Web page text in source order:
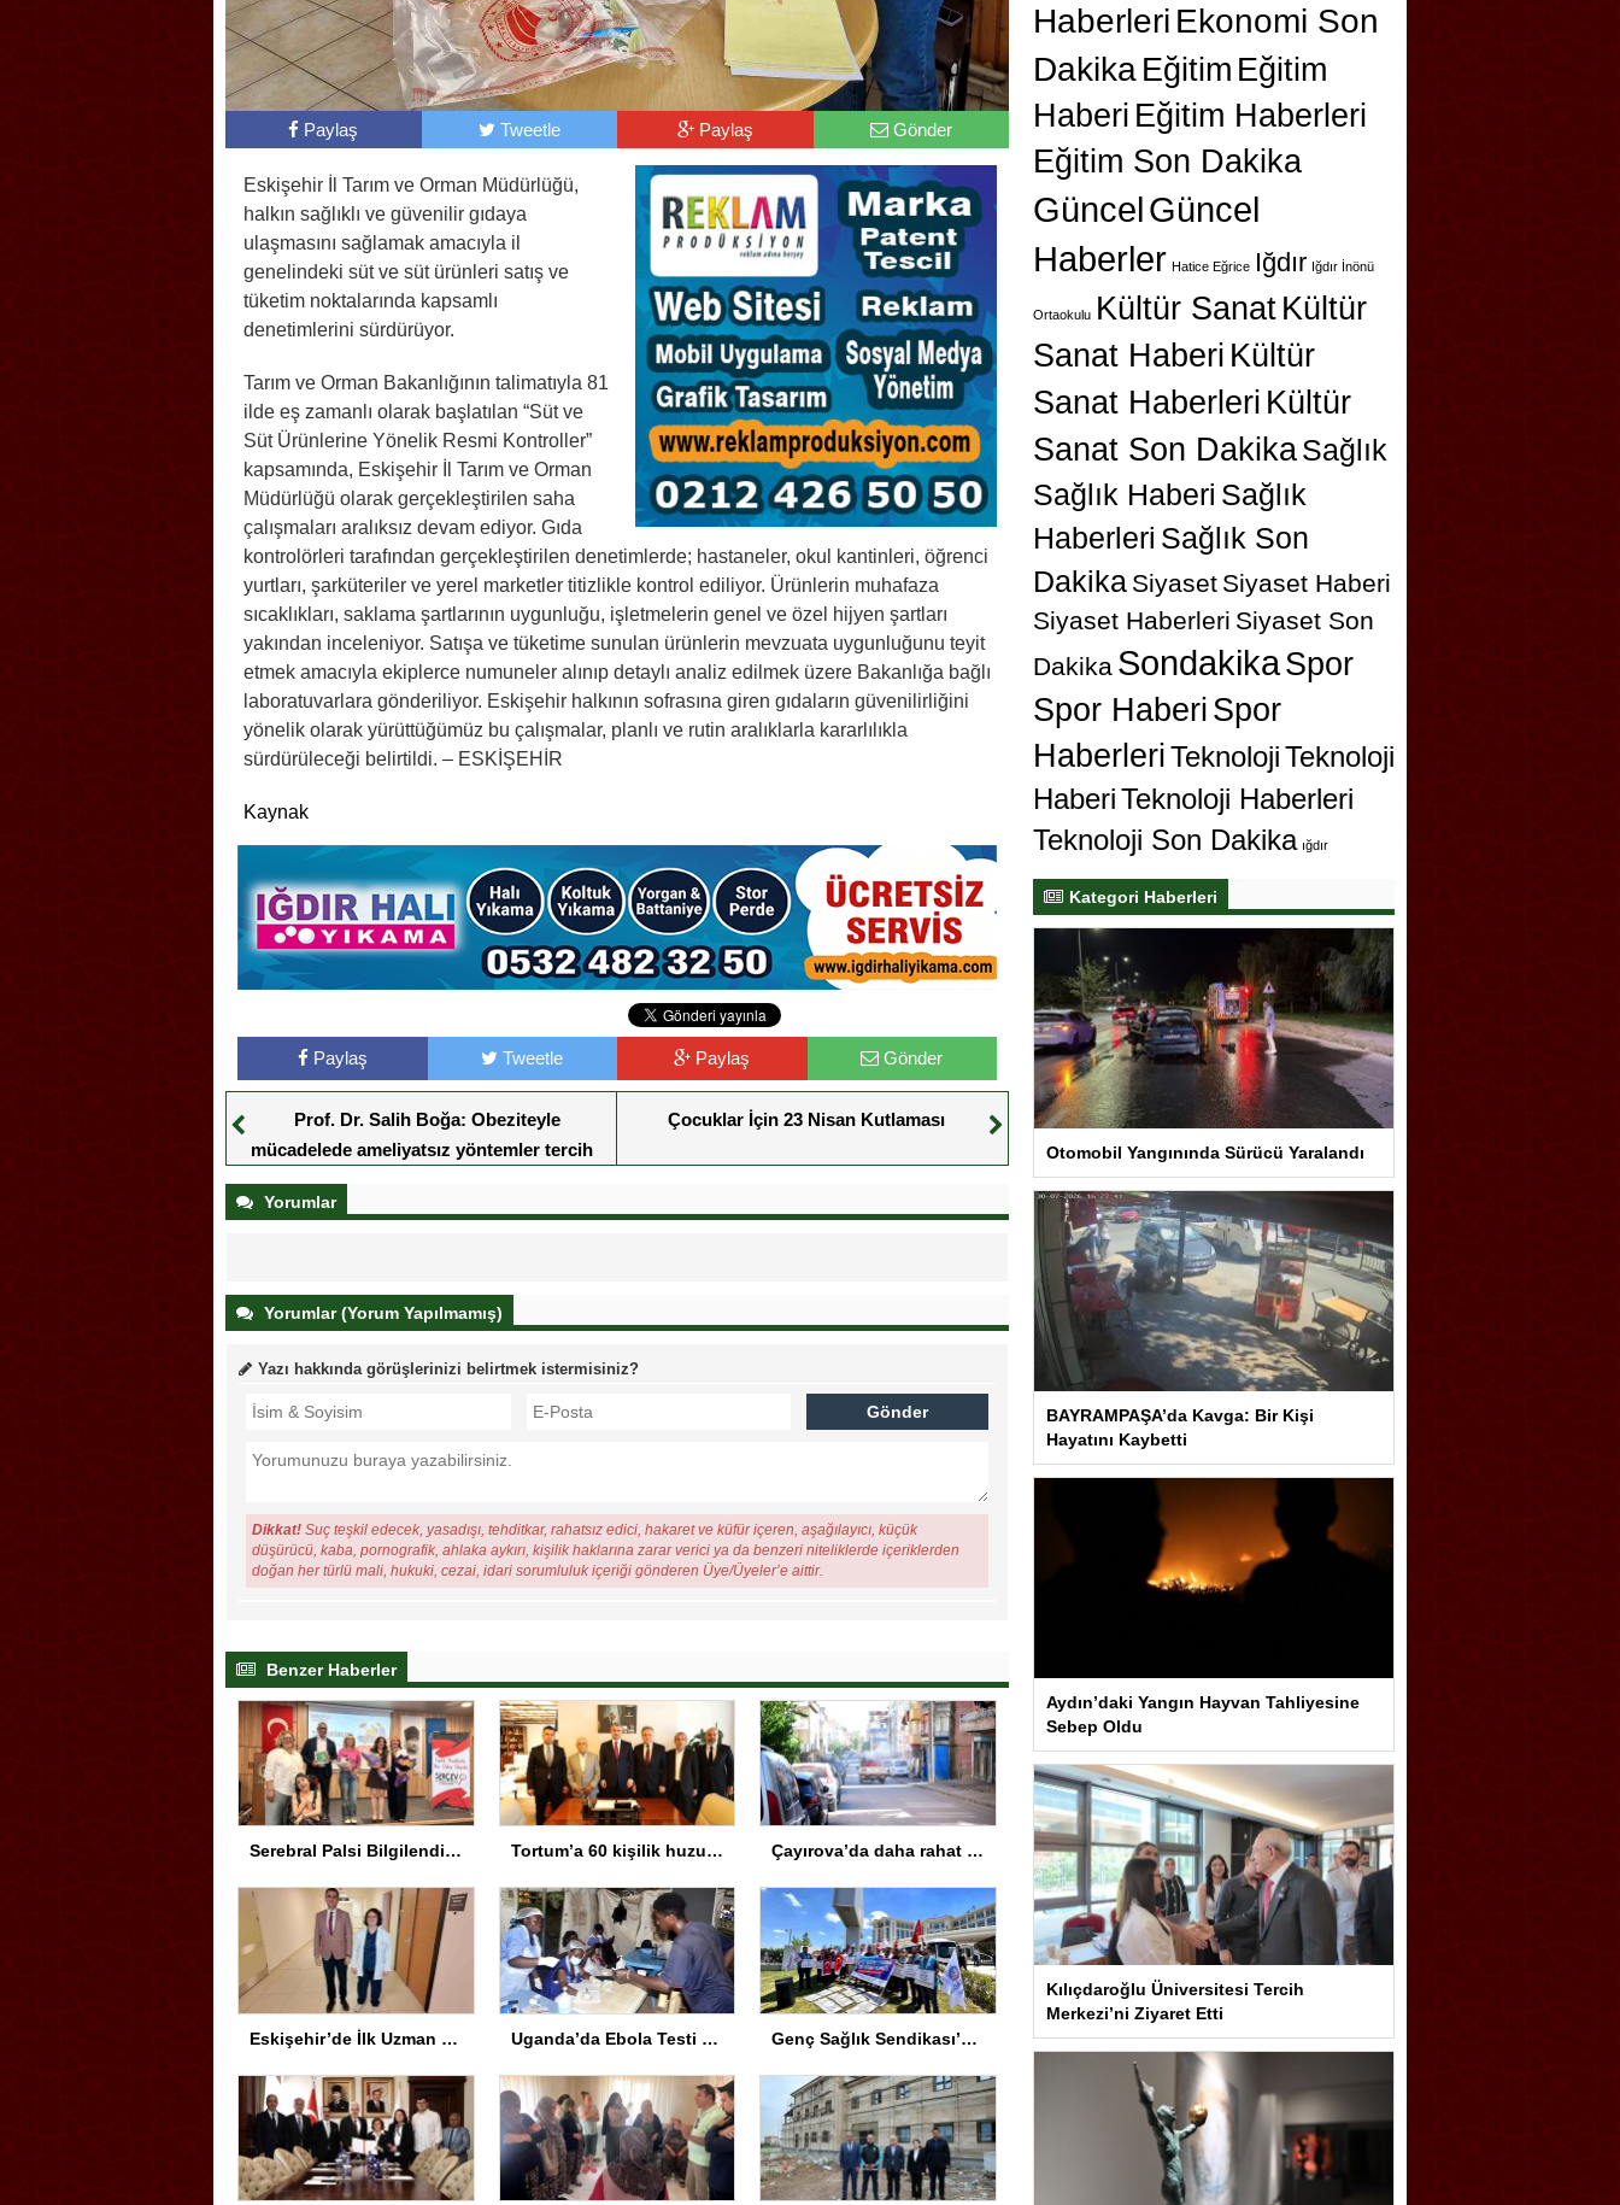
Paylaş Tweetle Paylaş Gönder
Eskişehir İl Tarım ve Orman Müdürlüğü,
halkın sağlıklı ve güvenilir gıdaya
ulaşmasını sağlamak amacıyla il
genelindeki süt ve süt ürünleri satış ve
tüketim noktalarında kapsamlı
denetimlerini sürdürüyor.
Tarım ve Orman Bakanlığının talimatıyla 81
ilde eş zamanlı olarak başlatılan “Süt ve
Süt Ürünlerine Yönelik Resmi Kontroller”
kapsamında, Eskişehir İl Tarım ve Orman
Müdürlüğü olarak gerçekleştirilen saha
çalışmaları aralıksız devam ediyor. Gıda
kontrolörleri tarafından gerçekleştirilen denetimlerde; hastaneler, okul kantinleri, öğrenci
yurtları, şarküteriler ve yerel marketler titizlikle kontrol ediliyor. Ürünlerin muhafaza
sıcaklıkları, saklama şartlarının uygunluğu, işletmelerin genel ve özel hijyen şartları
yakından inceleniyor. Satışa ve tüketime sunulan ürünlerin mevzuata uygunluğunu teyit
etmek amacıyla ekiplerce numuneler alınıp detaylı analiz edilmek üzere Bakanlığa bağlı
laboratuvarlara gönderiliyor. Eskişehir halkının sofrasına giren gıdaların güvenilirliğini
yönelik olarak yürüttüğümüz bu çalışmalar, planlı ve rutin aralıklarla kararlılıkla
sürdürüleceği belirtildi. – ESKİŞEHİR
Kaynak
Paylaş Tweetle Paylaş Gönder
Prof. Dr. Salih Boğa: Obeziteyle
mücadelede ameliyatsız yöntemler tercih
Çocuklar İçin 23 Nisan Kutlaması
Yorumlar
Yorumlar (Yorum Yapılmamış)
Yazı hakkında görüşlerinizi belirtmek istermisiniz?
Dikkat! Suç teşkil edecek, yasadışı, tehditkar, rahatsız edici, hakaret ve küfür içeren, aşağılayıcı, küçük
düşürücü, kaba, pornografik, ahlaka aykırı, kişilik haklarına zarar verici ya da benzeri niteliklerde içeriklerden
doğan her türlü mali, hukuki, cezai, idari sorumluluk içeriği gönderen Üye/Üyeler’e aittir.
Benzer Haberler
Serebral Palsi Bilgilendirme Semineri Eskişehir’de Yapıldı Tortum’a 60 kişilik huzurevi müjdesi Çayırova’da daha rahat bir yaz için vektörle mücadeleye hız verildi
Eskişehir’de İlk Uzman Hekim Uganda’da Ebola Testi Zorunluluğu Kaldırıldı Genç Sağlık Sendikası’ndan Ek Kontenjan Çağrısı
Haberleri Ekonomi Son
Dakika Eğitim Eğitim
Haberi Eğitim Haberleri
Eğitim Son Dakika
GüncelGüncel
Haberler Hatice Eğrice Iğdır Iğdır İnönü
Ortaokulu Kültür SanatKültür
Sanat Haberi Kültür
Sanat Haberleri Kültür
Sanat Son DakikaSağlık
Sağlık Haberi Sağlık
Haberleri Sağlık Son
Dakika Siyaset Siyaset Haberi
Siyaset Haberleri Siyaset Son
Dakika SondakikaSpor
Spor Haberi Spor
HaberleriTeknolojiTeknoloji
HaberiTeknoloji Haberleri
Teknoloji Son Dakika ığdır
Kategori Haberleri
Otomobil Yangınında Sürücü Yaralandı
BAYRAMPAŞA’da Kavga: Bir Kişi
Hayatını Kaybetti
Aydın’daki Yangın Hayvan Tahliyesine
Sebep Oldu
Kılıçdaroğlu Üniversitesi Tercih
Merkezi’ni Ziyaret Etti